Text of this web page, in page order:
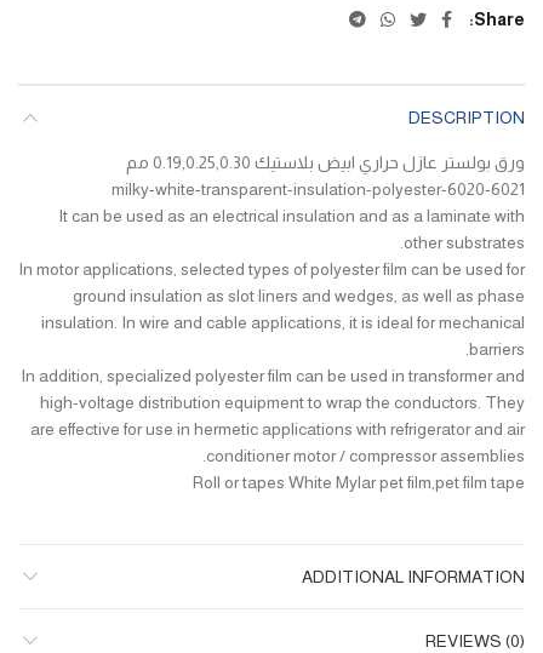
Share
DESCRIPTION
ورق بولستر عازل حراري ابيض بلاستيك 0.19,0.25,0.30 مم
6020-6021-milky-white-transparent-insulation-polyester
It can be used as an electrical insulation and as a laminate with
other substrates.
In motor applications, selected types of polyester film can be used for
ground insulation as slot liners and wedges, as well as phase
insulation. In wire and cable applications, it is ideal for mechanical
barriers.
In addition, specialized polyester film can be used in transformer and
high-voltage distribution equipment to wrap the conductors. They
are effective for use in hermetic applications with refrigerator and air
conditioner motor / compressor assemblies.
Roll or tapes White Mylar pet film,pet film tape
ADDITIONAL INFORMATION
REVIEWS (0)